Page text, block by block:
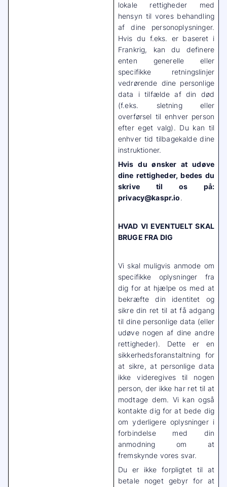
lokale rettigheder med
hensyn til vores behandling
af dine personoplysninger.
Hvis du f.eks. er baseret i
Frankrig, kan du definere
enten generelle eller
specifikke retningslinjer
vedrørende dine personlige
data i tilfælde af din død
(f.eks. sletning eller
overførsel til enhver person
efter eget valg). Du kan til
enhver tid tilbagekalde dine
instruktioner.
Hvis du ønsker at udøve
dine rettigheder, bedes du
skrive til os på:
privacy@kaspr.io.
HVAD VI EVENTUELT SKAL
BRUGE FRA DIG
Vi skal muligvis anmode om
specifikke oplysninger fra
dig for at hjælpe os med at
bekræfte din identitet og
sikre din ret til at få adgang
til dine personlige data (eller
udøve nogen af dine andre
rettigheder). Dette er en
sikkerhedsforanstaltning for
at sikre, at personlige data
ikke videregives til nogen
person, der ikke har ret til at
modtage dem. Vi kan også
kontakte dig for at bede dig
om yderligere oplysninger i
forbindelse med din
anmodning om at
fremskynde vores svar.
Du er ikke forpligtet til at
betale noget gebyr for at